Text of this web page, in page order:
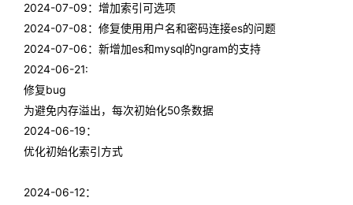
2024-07-09：增加索引可选项
2024-07-08：修复使用用户名和密码连接es的问题
2024-07-06：新增加es和mysql的ngram的支持
2024-06-21:
修复bug
为避免内存溢出，每次初始化50条数据
2024-06-19：
优化初始化索引方式
2024-06-12：